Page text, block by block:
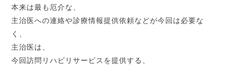
本来は最も厄介な、
主治医への連絡や診療情報提供依頼などが今回は必要な
く、
主治医は、
今回訪問リハビリサービスを提供する、